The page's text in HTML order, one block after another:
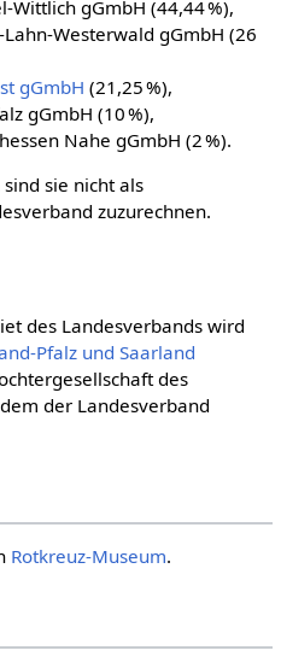
Wittlich gGmbH (44,44 %),
Westerwald gGmbH (26
gGmbH (21,25 %),
gGmbH (10 %),
Nahe gGmbH (2 %).
sie nicht als
zuzurechnen.
des Landesverbands wird
Pfalz und Saarland
des
der Landesverband
Rotkreuz-Museum.